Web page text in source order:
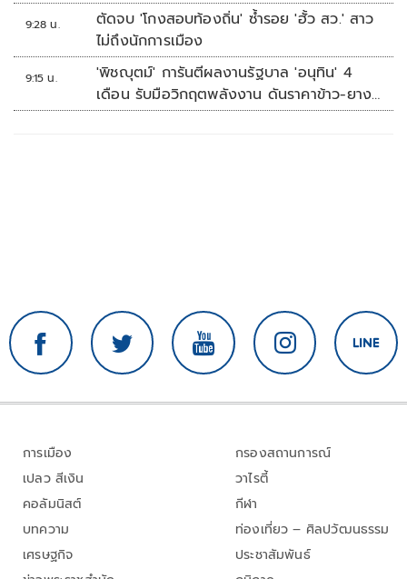
9:28 น.
ตัดจบ 'โกงสอบท้องถิ่น' ซ้ำรอย 'ฮั้ว สว.' สาว
ไม่ถึงนักการเมือง
9:15 น.
'พิชญุตม์' การันตีผลงานรัฐบาล 'อนุทิน' 4
เดือน รับมือวิกฤตพลังงาน ดันราคาข้าว-ยาง-
ปาล์ม พุ่งต่อเนื่อง พร้อมอัดมาตรการช่วยลด
การเมือง
เปลว สีเงิน
คอลัมนิสต์
บทความ
เศรษฐกิจ
กรองสถานการณ์
วาไรตี้
กีฬา
ท่องเที่ยว – ศิลปวัฒนธรรม
ประชาสัมพันธ์